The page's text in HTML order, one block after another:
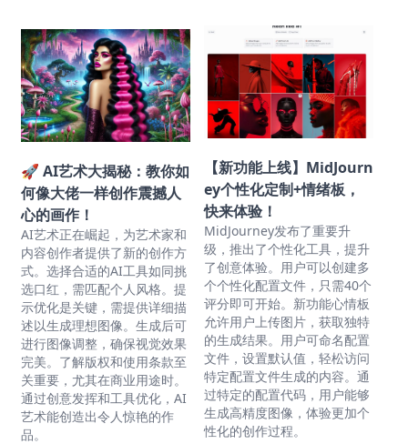
🚀 AI艺术大揭秘：教你如
何像大佬一样创作震撼人
心的画作！
AI艺术正在崛起，为艺术家和
内容创作者提供了新的创作方
式。选择合适的AI工具如同挑
选口红，需匹配个人风格。提
示优化是关键，需提供详细描
述以生成理想图像。生成后可
进行图像调整，确保视觉效果
完美。了解版权和使用条款至
关重要，尤其在商业用途时。
通过创意发挥和工具优化，AI
艺术能创造出令人惊艳的作
品。
【新功能上线】MidJourn
ey个性化定制+情绪板，
快来体验！
MidJourney发布了重要升
级，推出了个性化工具，提升
了创意体验。用户可以创建多
个个性化配置文件，只需40个
评分即可开始。新功能心情板
允许用户上传图片，获取独特
的生成结果。用户可命名配置
文件，设置默认值，轻松访问
特定配置文件生成的内容。通
过特定的配置代码，用户能够
生成高精度图像，体验更加个
性化的创作过程。